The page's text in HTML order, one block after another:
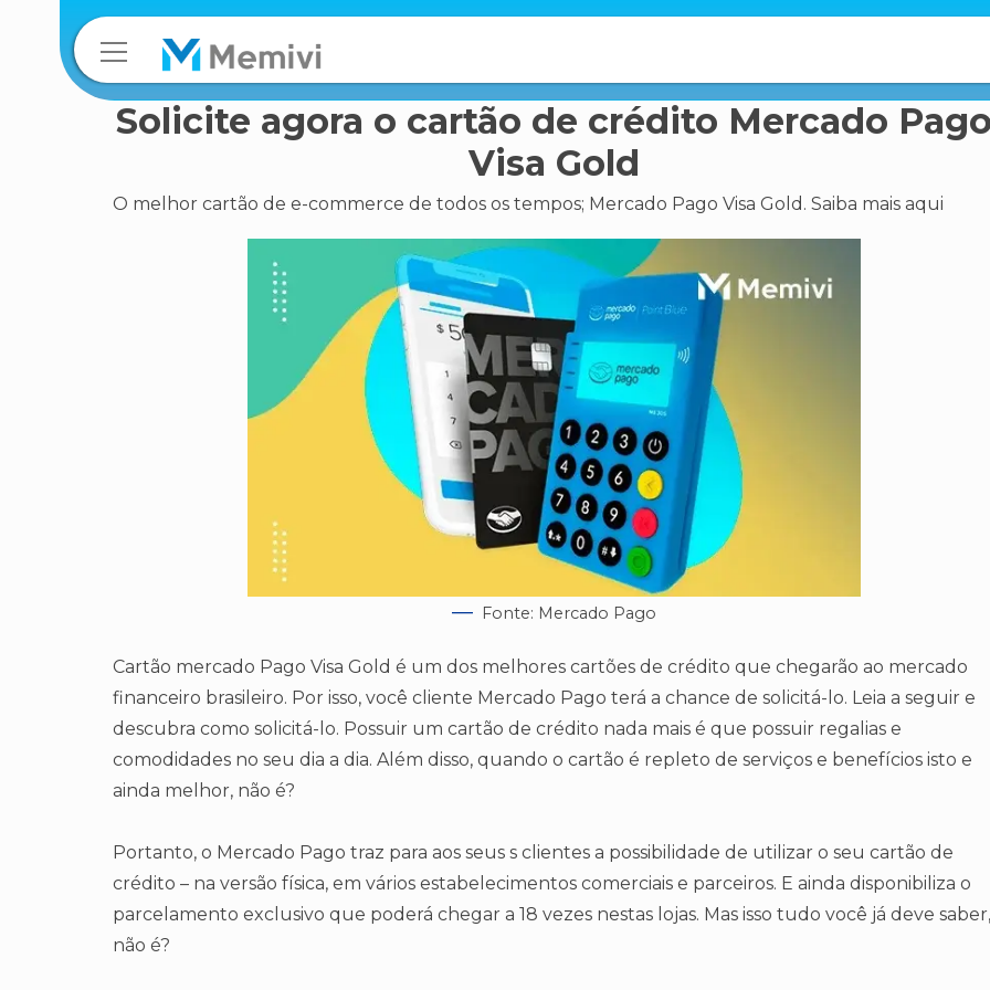
Solicite agora o cartão de crédito Mercado
Visa Gold
O melhor cartão de e-commerce de todos os tempos; Mercado Pago Visa Gold. Saiba mais aqui
Fonte: Mercado Pago
Cartão mercado Pago Visa Gold é um dos melhores cartões de crédito que chegarão ao mercado
financeiro brasileiro. Por isso, você cliente Mercado Pago terá a chance de solicitá-lo. Leia a seguir e
descubra como solicitá-lo. Possuir um cartão de crédito nada mais é que possuir regalias e
comodidades no seu dia a dia. Além disso, quando o cartão é repleto de serviços e benefícios isto e
ainda melhor, não é?
Portanto, o Mercado Pago traz para aos seus s clientes a possibilidade de utilizar o seu cartão de
crédito – na versão física, em vários estabelecimentos comerciais e parceiros. E ainda disponibiliza o
parcelamento exclusivo que poderá chegar a 18 vezes nestas lojas. Mas isso tudo você já deve saber,
não é?